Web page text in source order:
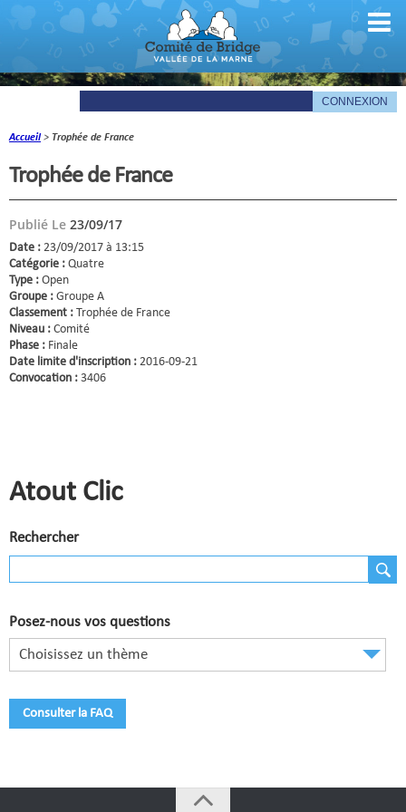
Organigramme
Le mot du président
Les documents du comité
La Gazette
Informations pratiques
Comité de la Vallée de la Marne
Documents utiles en Compétition
Liste des clubs
Où apprendre ?
Accueil> Trophée de France
Trophée de France
Publié Le 23/09/17
Date : 23/09/2017 à 13:15
Catégorie : Quatre
Type : Open
Groupe : Groupe A
Classement : Trophée de France
Niveau : Comité
Phase : Finale
Date limite d'inscription : 2016-09-21
Convocation : 3406
Atout Clic
Rechercher
Posez-nous vos questions
Choisissez un thème
Consulter la FAQ